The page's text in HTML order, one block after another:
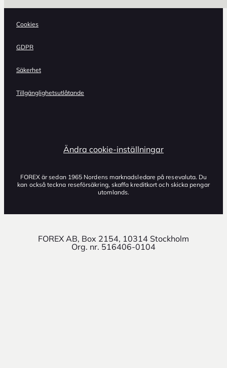
Cookies
GDPR
Säkerhet
Tillgänglighetsutlåtande
Ändra cookie-inställningar
FOREX är sedan 1965 Nordens marknadsledare på resevaluta. Du
kan också teckna reseförsäkring, skaffa kreditkort och skicka pengar
utomlands.
FOREX AB, Box 2154, 10314 Stockholm
Org. nr. 516406-0104